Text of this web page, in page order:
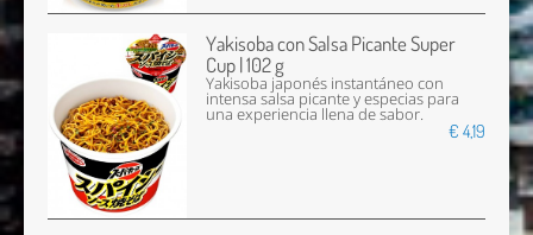
Yakisoba con Salsa Picante Super
Cup | 102 g
Yakisoba japonés instantáneo con
intensa salsa picante y especias para
una experiencia llena de sabor.
€ 4,19